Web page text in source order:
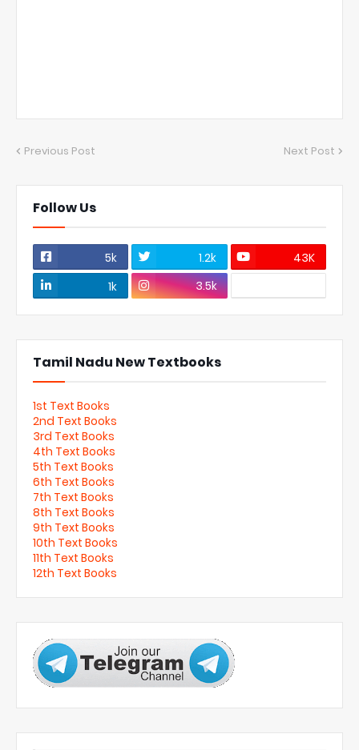
Previous Post Next Post
Follow Us
5k 1.2k
43K
1k
3.5k
Tamil Nadu New Textbooks
1st Text Books
2nd Text Books
3rd Text Books
4th Text Books
5th Text Books
6th Text Books
7th Text Books
8th Text Books
9th Text Books
10th Text Books
11th Text Books
12th Text Books